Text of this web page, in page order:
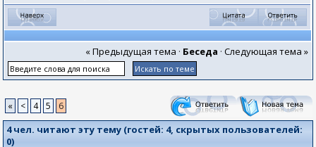
« Предыдущая тема · Беседа · Следующая тема »
« < 4 5 6
4 чел. читают эту тему (гостей: 4, скрытых пользователей:
0)